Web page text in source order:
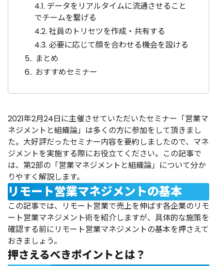
4.1. データをリアルタイムに流通させること
でチームを繋げる
4.2. 社員のトリセツを作成・共有する
4.3. 必要に応じて顔を合わせる機会を設ける
5. まとめ
6. おすすめセミナー
2021年2月24日に主催させていただいたセミナー「営業マ
ネジメントと組織論」は多くの方に参加をして頂きまし
た。大好評だったセミナー内容を要約しましたので、マネ
ジメントを実施する際にお役立てください。この記事で
は、第2部の「営業マネジメントと組織論」について分か
りやすく解説します。
リモート営業マネジメントの基本
この記事では、リモート営業で売上を伸ばす各企業のリモ
ート営業マネジメント術を紹介しますが、具体的な施策を
確認する前にリモート営業マネジメントの基本を押さえて
おきましょう。
押さえるべきポイントとは？